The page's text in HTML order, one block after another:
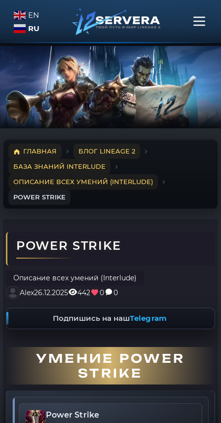
EN
RU
ГЛАВНАЯ
БЛОГ LINEAGE 2
БАЗА ЗНАНИЙ INTERLUDE
ОПИСАНИЕ ВСЕХ УМЕНИЙ (INTERLUDE)
POWER STRIKE
POWER STRIKE
Описание всех умений (Interlude)
Alex26.12.2025 442 0 0
Подпишись на нашTelegram
УМЕНИЕ POWER
STRIKE
Power Strike